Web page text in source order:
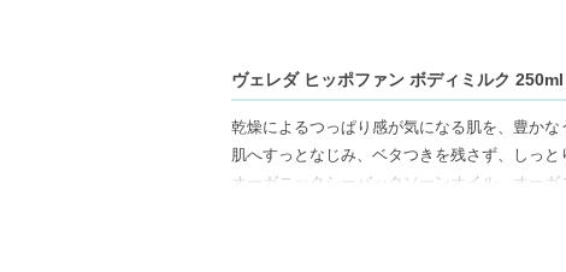
ヴェレダ ヒッポファン ボディミルク
乾燥によるつっぱり感が気になる肌を、豊か
肌へすっとなじみ、ベタつきを残さず、しっと
オーガニックシーバックソーンオイル、オー
ン酸アスコルビルNa）やビタミンEを配合。